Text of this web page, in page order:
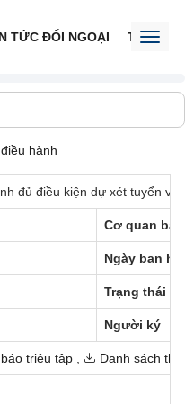
TỨC ĐỐI NGOẠI THÔNG
hành
đủ điều kiện dự xét tuyển
Cơ quan
Ngày ban
Trạng thái
Người ký
triệu tập Danh sách thí